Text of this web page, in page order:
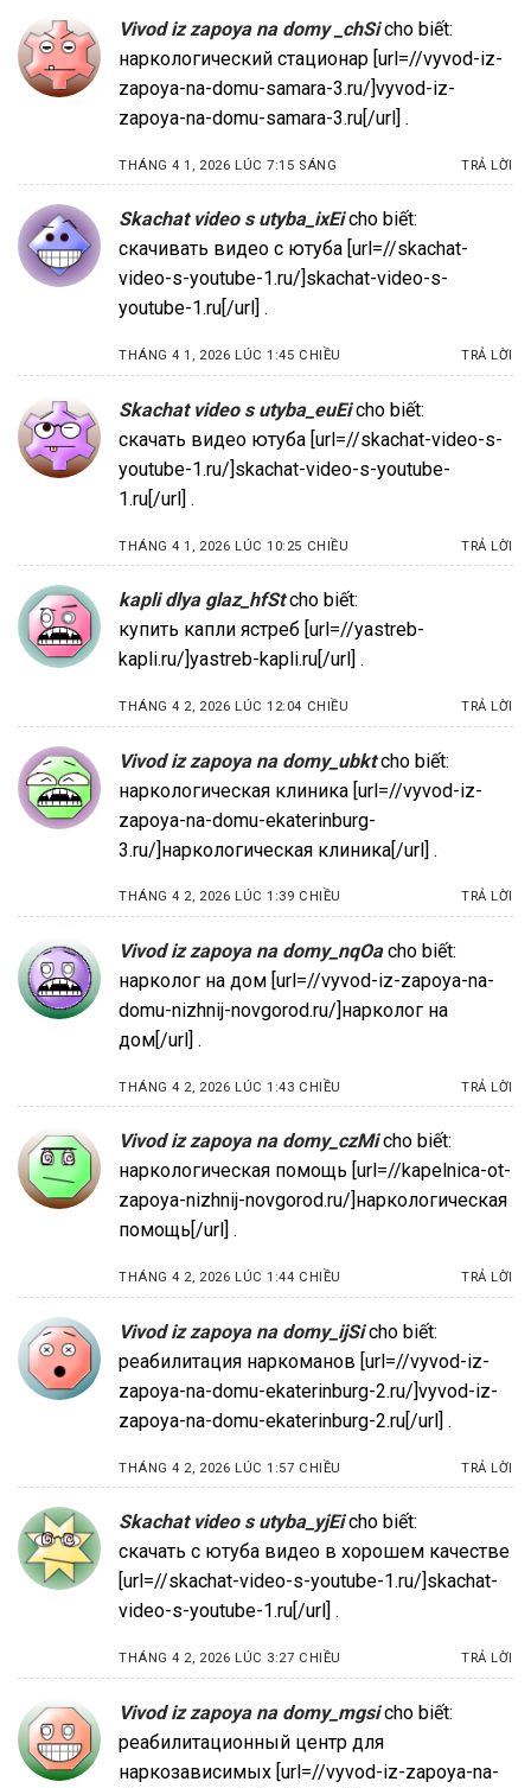
Vivod iz zapoya na domy _chSi cho biết:
наркологический стационар [url=//vyvod-iz-
zapoya-na-domu-samara-3.ru/]vyvod-iz-
zapoya-na-domu-samara-3.ru[/url] .
THÁNG 4 1, 2026 LÚC 7:15 SÁNG TRẢ LỜI
Skachat video s utyba_ixEi cho biết:
скачивать видео с ютуба [url=//skachat-
video-s-youtube-1.ru/]skachat-video-s-
youtube-1.ru[/url] .
THÁNG 4 1, 2026 LÚC 1:45 CHIỀU TRẢ LỜI
Skachat video s utyba_euEi cho biết:
скачать видео ютуба [url=//skachat-video-s-
youtube-1.ru/]skachat-video-s-youtube-
1.ru[/url] .
THÁNG 4 1, 2026 LÚC 10:25 CHIỀU TRẢ LỜI
kapli dlya glaz_hfSt cho biết:
купить капли ястреб [url=//yastreb-
kapli.ru/]yastreb-kapli.ru[/url] .
THÁNG 4 2, 2026 LÚC 12:04 CHIỀU TRẢ LỜI
Vivod iz zapoya na domy_ubkt cho biết:
наркологическая клиника [url=//vyvod-iz-
zapoya-na-domu-ekaterinburg-
3.ru/]наркологическая клиника[/url] .
THÁNG 4 2, 2026 LÚC 1:39 CHIỀU TRẢ LỜI
Vivod iz zapoya na domy_nqOa cho biết:
нарколог на дом [url=//vyvod-iz-zapoya-na-
domu-nizhnij-novgorod.ru/]нарколог на
дом[/url] .
THÁNG 4 2, 2026 LÚC 1:43 CHIỀU TRẢ LỜI
Vivod iz zapoya na domy_czMi cho biết:
наркологическая помощь [url=//kapelnica-ot-
zapoya-nizhnij-novgorod.ru/]наркологическая
помощь[/url] .
THÁNG 4 2, 2026 LÚC 1:44 CHIỀU TRẢ LỜI
Vivod iz zapoya na domy_ijSi cho biết:
реабилитация наркоманов [url=//vyvod-iz-
zapoya-na-domu-ekaterinburg-2.ru/]vyvod-iz-
zapoya-na-domu-ekaterinburg-2.ru[/url] .
THÁNG 4 2, 2026 LÚC 1:57 CHIỀU TRẢ LỜI
Skachat video s utyba_yjEi cho biết:
скачать с ютуба видео в хорошем качестве
[url=//skachat-video-s-youtube-1.ru/]skachat-
video-s-youtube-1.ru[/url] .
THÁNG 4 2, 2026 LÚC 3:27 CHIỀU TRẢ LỜI
Vivod iz zapoya na domy_mgsi cho biết:
реабилитационный центр для
наркозависимых [url=//vyvod-iz-zapoya-na-